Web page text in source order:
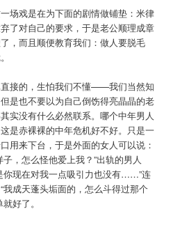
场戏是在为下面的剧情做铺垫：米律
了对自己的要求，于是老公顺理成章
，而且顺便教育我们：做人要脱毛
接的，生怕我们不懂——我们当然知
是也不要以为自己倒饬得亮晶晶的老
实没有什么必然联系。哪个中年男人
是赤裸裸的中年危机好不好。只是一
用来下台，于是外面的女人可以说：
，怎么怪他爱上我？”出轨的男人
你现在对我一点吸引力也没有……”连
我成天蓬头垢面的，怎么斗得过那个
好了。